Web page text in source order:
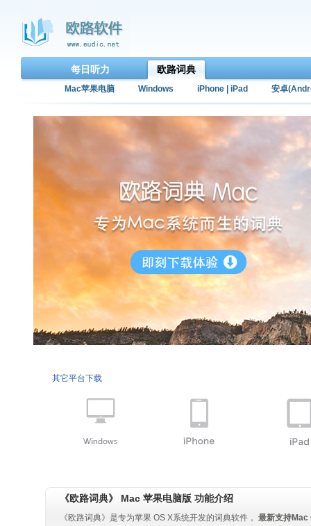
每日听力 欧路词典
Mac苹果电脑 Windows iPhone | iPad 安卓
其它平台下载
《欧路词典》 Mac 苹果电脑版 功能介绍
《欧路词典》是专为苹果 OS X系统开发的词典软件， 最新支持Mac